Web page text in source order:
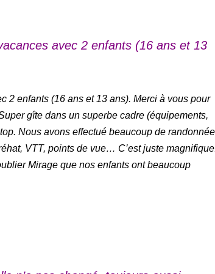
avec 2 enfants (16 ans et 13
2 enfants (16 ans et 13 ans). Merci à vous pour
gîte dans un superbe cadre (équipements,
Nous avons effectué beaucoup de
VTT, points de vue… C’est juste
Mirage que nos enfants ont beaucoup